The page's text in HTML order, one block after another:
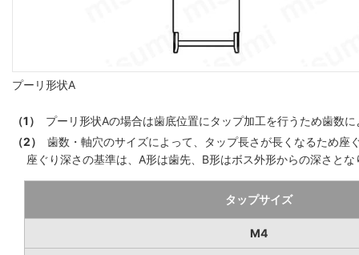
プーリ形状A
（1）
プーリ形状Aの場合は歯底位置にタップ加工を行うため歯数
（2）
歯数・軸穴のサイズによって、タップ長さが長くなるため
座ぐり深さの基準は、A形は歯先、B形はボス外形からの深さとな
タップサイズ
M4